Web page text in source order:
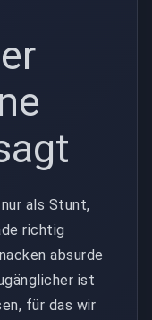
als Stunt,
richtig
absurde
ist
für das wir